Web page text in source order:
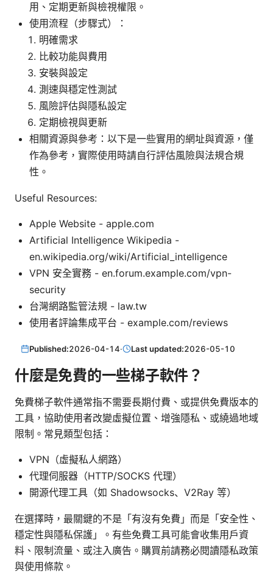
用、定期更新與檢視權限。
使用流程（步驟式）：
明確需求
比較功能與費用
安裝與設定
測速與穩定性測試
風險評估與隱私設定
定期檢視與更新
相關資源與參考：以下是一些實用的網址與資源，僅
作為參考，實際使用時請自行評估風險與法規合規
性。
Useful Resources:
Apple Website - apple.com
Artificial Intelligence Wikipedia -
en.wikipedia.org/wiki/Artificial_intelligence
VPN 安全實務 - en.forum.example.com/vpn-
security
台灣網路監管法規 - law.tw
使用者評論集成平台 - example.com/reviews
Published:2026-04-14· Last updated:2026-05-10
什麼是免費的一些梯子軟件？
免費梯子軟件通常指不需要長期付費、或提供免費版本的
工具，協助使用者改變虛擬位置、增強隱私、或繞過地域
限制。常見類型包括：
VPN（虛擬私人網路）
代理伺服器（HTTP/SOCKS 代理）
開源代理工具（如 Shadowsocks、V2Ray 等）
在選擇時，最關鍵的不是「有沒有免費」而是「安全性、
穩定性與隱私保護」。有些免費工具可能會收集用戶資
料、限制流量、或注入廣告。購買前請務必閱讀隱私政策
與使用條款。